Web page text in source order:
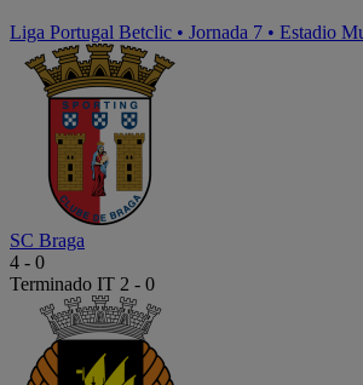
Liga Portugal Betclic • Jornada 7 • Estadio
SC Braga
4 - 0
Terminado IT 2 - 0